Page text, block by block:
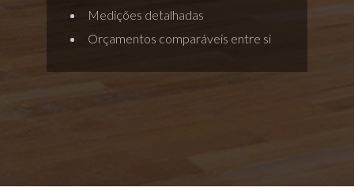
Medições detalhadas
Orçamentos comparáveis entre si